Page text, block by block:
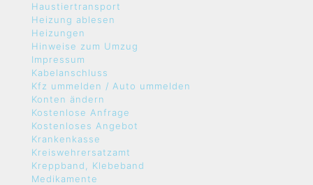
Haustiertransport
Heizung ablesen
Heizungen
Hinweise zum Umzug
Impressum
Kabelanschluss
Kfz ummelden / Auto ummelden
Konten ändern
Kostenlose Anfrage
Kostenloses Angebot
Krankenkasse
Kreiswehrersatzamt
Kreppband, Klebeband
Medikamente